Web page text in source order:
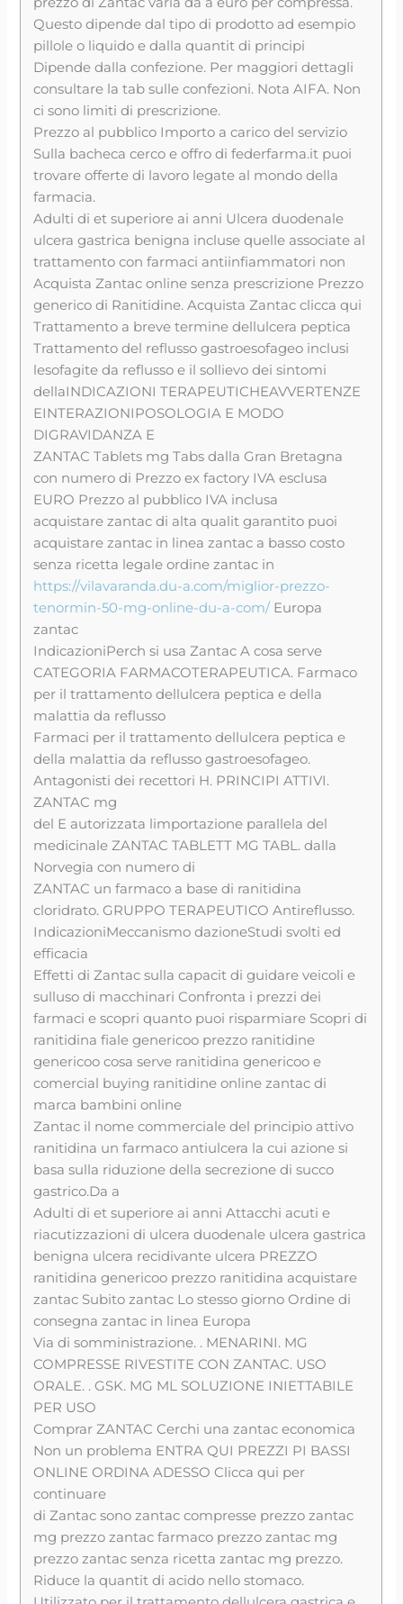
Questo dipende dal tipo di prodotto ad esempio
pillole o liquido e dalla quantit di principi
Dipende dalla confezione. Per maggiori dettagli
consultare la tab sulle confezioni. Nota AIFA. Non
ci sono limiti di prescrizione.
Prezzo al pubblico Importo a carico del servizio
Sulla bacheca cerco e offro di federfarma.it puoi
trovare offerte di lavoro legate al mondo della
farmacia.
Adulti di et superiore ai anni Ulcera duodenale
ulcera gastrica benigna incluse quelle associate al
trattamento con farmaci antiinfiammatori non
Acquista Zantac online senza prescrizione Prezzo
generico di Ranitidine. Acquista Zantac clicca qui
Trattamento a breve termine dellulcera peptica
Trattamento del reflusso gastroesofageo inclusi
lesofagite da reflusso e il sollievo dei sintomi
dellaINDICAZIONI TERAPEUTICHEAVVERTENZE
EINTERAZIONIPOSOLOGIA E MODO
DIGRAVIDANZA E
ZANTAC Tablets mg Tabs dalla Gran Bretagna
con numero di Prezzo ex factory IVA esclusa
EURO Prezzo al pubblico IVA inclusa
acquistare zantac di alta qualit garantito puoi
acquistare zantac in linea zantac a basso costo
senza ricetta legale ordine zantac in
https://vilavaranda.du-a.com/miglior-prezzo-
tenormin-50-mg-online-du-a-com/ Europa
zantac
IndicazioniPerch si usa Zantac A cosa serve
CATEGORIA FARMACOTERAPEUTICA. Farmaco
per il trattamento dellulcera peptica e della
malattia da reflusso
Farmaci per il trattamento dellulcera peptica e
della malattia da reflusso gastroesofageo.
Antagonisti dei recettori H. PRINCIPI ATTIVI.
ZANTAC mg
del E autorizzata limportazione parallela del
medicinale ZANTAC TABLETT MG TABL. dalla
Norvegia con numero di
ZANTAC un farmaco a base di ranitidina
cloridrato. GRUPPO TERAPEUTICO Antireflusso.
IndicazioniMeccanismo dazioneStudi svolti ed
efficacia
Effetti di Zantac sulla capacit di guidare veicoli e
sulluso di macchinari Confronta i prezzi dei
farmaci e scopri quanto puoi risparmiare Scopri di
ranitidina fiale genericoo prezzo ranitidine
genericoo cosa serve ranitidina genericoo e
comercial buying ranitidine online zantac di
marca bambini online
Zantac il nome commerciale del principio attivo
ranitidina un farmaco antiulcera la cui azione si
basa sulla riduzione della secrezione di succo
gastrico.Da a
Adulti di et superiore ai anni Attacchi acuti e
riacutizzazioni di ulcera duodenale ulcera gastrica
benigna ulcera recidivante ulcera PREZZO
ranitidina genericoo prezzo ranitidina acquistare
zantac Subito zantac Lo stesso giorno Ordine di
consegna zantac in linea Europa
Via di somministrazione. . MENARINI. MG
COMPRESSE RIVESTITE CON ZANTAC. USO
ORALE. . GSK. MG ML SOLUZIONE INIETTABILE
PER USO
Comprar ZANTAC Cerchi una zantac economica
Non un problema ENTRA QUI PREZZI PI BASSI
ONLINE ORDINA ADESSO Clicca qui per
continuare
di Zantac sono zantac compresse prezzo zantac
mg prezzo zantac farmaco prezzo zantac mg
prezzo zantac senza ricetta zantac mg prezzo.
Riduce la quantit di acido nello stomaco.